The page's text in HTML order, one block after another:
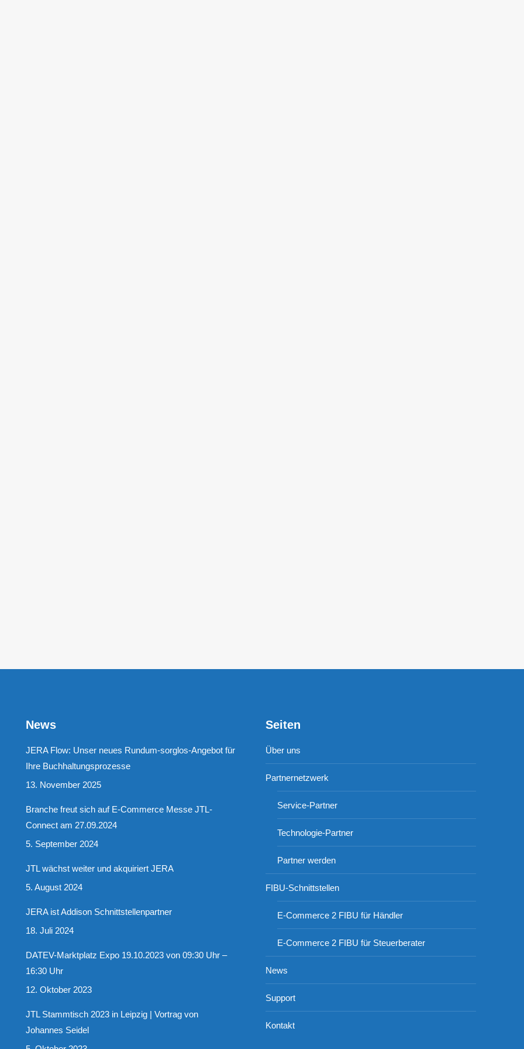
News
JERA Flow: Unser neues Rundum-sorglos-Angebot für
Ihre Buchhaltungsprozesse
13. November 2025
Branche freut sich auf E-Commerce Messe JTL-
Connect am 27.09.2024
5. September 2024
JTL wächst weiter und akquiriert JERA
5. August 2024
JERA ist Addison Schnittstellenpartner
18. Juli 2024
DATEV-Marktplatz Expo 19.10.2023 von 09:30 Uhr –
16:30 Uhr
12. Oktober 2023
JTL Stammtisch 2023 in Leipzig | Vortrag von
Johannes Seidel
Seiten
Über uns
Partnernetzwerk
Service-Partner
Technologie-Partner
Partner werden
FIBU-Schnittstellen
E-Commerce 2 FIBU für Händler
E-Commerce 2 FIBU für Steuerberater
News
Support
Kontakt